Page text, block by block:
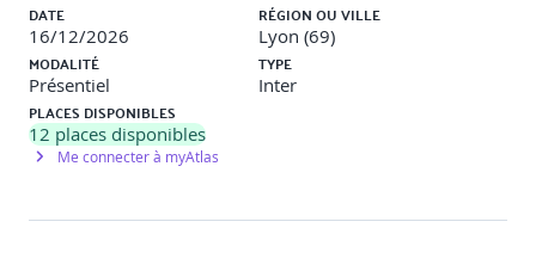
DATE
16/12/2026
RÉGION OU VILLE
Lyon (69)
MODALITÉ
Présentiel
TYPE
Inter
PLACES DISPONIBLES
12 places disponibles
Me connecter à myAtlas